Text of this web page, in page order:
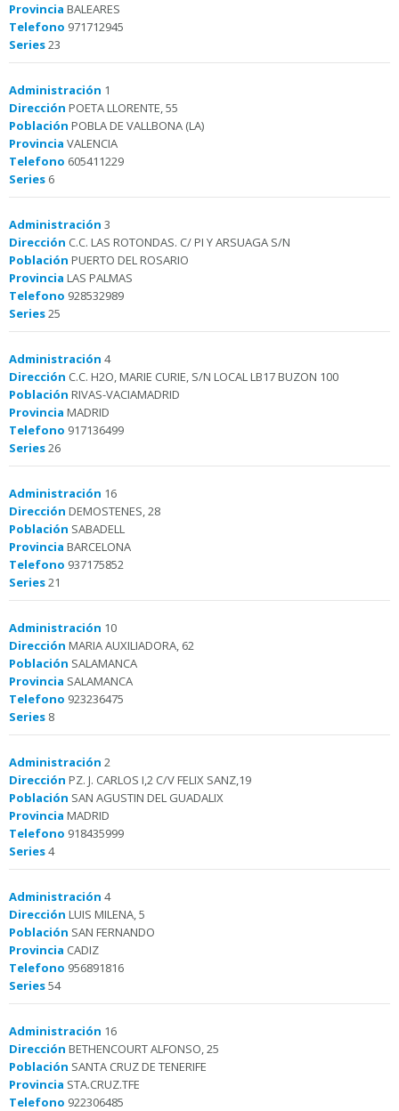
Provincia BALEARES
Telefono 971712945
Series23
Administración 1
Dirección POETA LLORENTE, 55
Población POBLA DE VALLBONA (LA)
Provincia VALENCIA
Telefono 605411229
Series 6
Administración 3
Dirección C.C. LAS ROTONDAS. C/ PI Y ARSUAGA S/N
Población PUERTO DEL ROSARIO
Provincia LAS PALMAS
Telefono 928532989
Series25
Administración 4
Dirección C.C. H2O, MARIE CURIE, S/N LOCAL LB17 BUZON 100
Población RIVAS-VACIAMADRID
Provincia MADRID
Telefono 917136499
Series26
Administración 16
Dirección DEMOSTENES, 28
Población SABADELL
Provincia BARCELONA
Telefono 937175852
Series21
Administración 10
Dirección MARIA AUXILIADORA, 62
Población SALAMANCA
Provincia SALAMANCA
Telefono 923236475
Series 8
Administración 2
Dirección PZ. J. CARLOS I,2 C/V FELIX SANZ,19
Población SAN AGUSTIN DEL GUADALIX
Provincia MADRID
Telefono 918435999
Series4
Administración 4
Dirección LUIS MILENA, 5
Población SAN FERNANDO
Provincia CADIZ
Telefono 956891816
Series54
Administración 16
Dirección BETHENCOURT ALFONSO, 25
Población SANTA CRUZ DE TENERIFE
Provincia STA.CRUZ.TFE
Telefono 922306485